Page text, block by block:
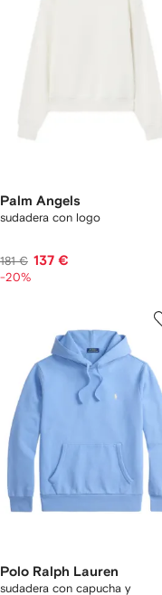
Palm Angels
sudadera con logo
181 € 137 €
-20%
Polo Ralph Lauren
sudadera con capucha y